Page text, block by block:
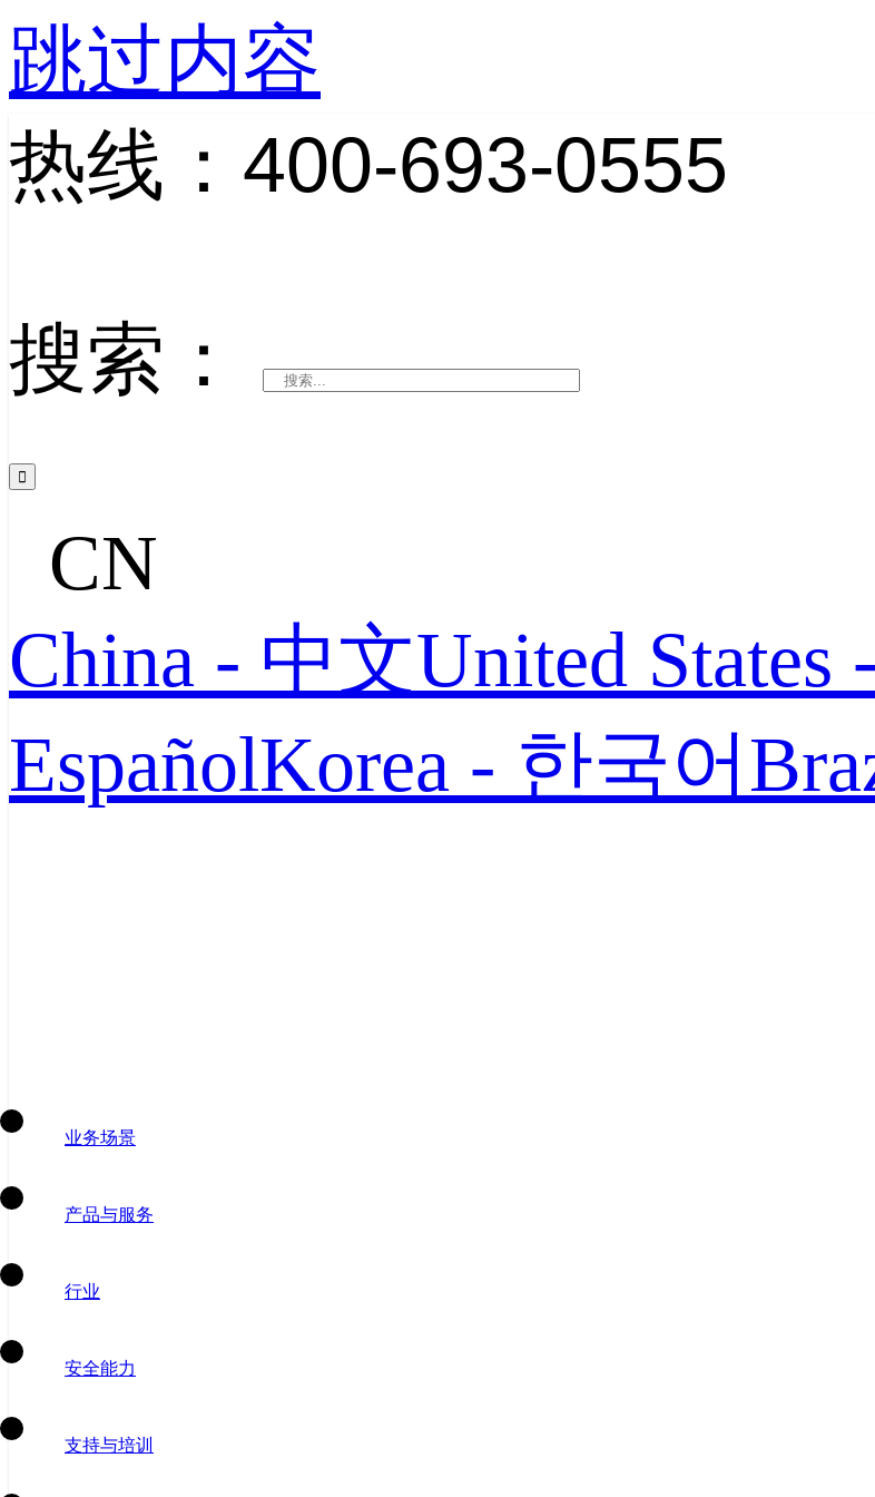
跳过内容
热线：400-693-0555
搜索：
CN
China - 中文United States
EspañolKorea - 한국어
业务场景
产品与服务
行业
安全能力
支持与培训